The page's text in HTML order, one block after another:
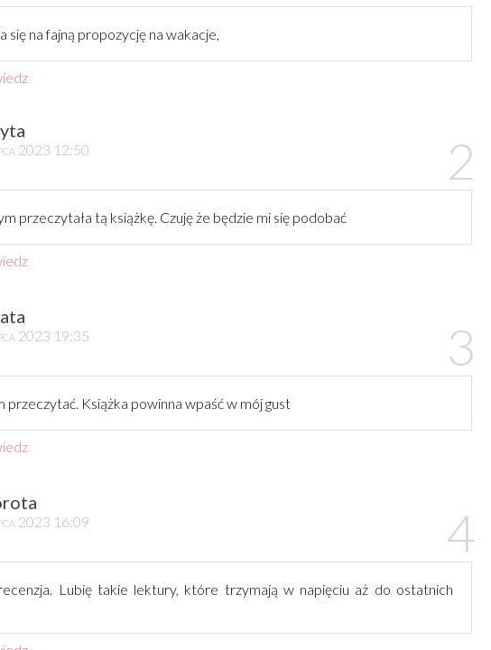
się na fajną propozycję na wakacje,
2023 12:50
przeczytała tą książkę. Czuję że będzie mi się podobać
2023 19:35
przeczytać. Książka powinna wpaść w mój gust
2023 16:09
Lubię takie lektury, które trzymają w napięciu aż do ostatnich